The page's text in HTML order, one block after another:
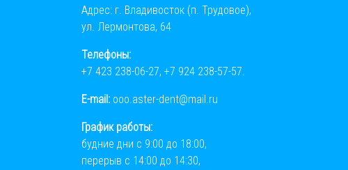
Адрес: г. Владивосток (п. Трудовое),
ул. Лермонтова, 64
Телефоны:
+7 423 238-06-27, +7 924 238-57-57.
E-mail: ooo.aster-dent@mail.ru
График работы:
будние дни с 9:00 до 18:00,
перерыв с 14:00 до 14:30,